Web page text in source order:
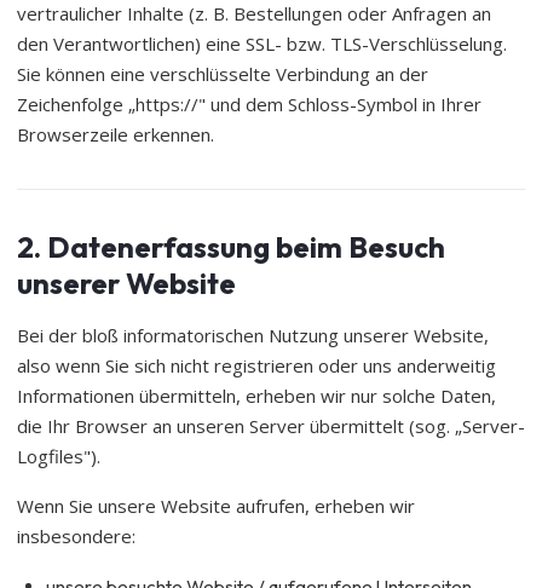
vertraulicher Inhalte (z. B. Bestellungen oder Anfragen an
den Verantwortlichen) eine SSL- bzw. TLS-Verschlüsselung.
Sie können eine verschlüsselte Verbindung an der
Zeichenfolge „https://" und dem Schloss-Symbol in Ihrer
Browserzeile erkennen.
2. Datenerfassung beim Besuch
unserer Website
Bei der bloß informatorischen Nutzung unserer Website,
also wenn Sie sich nicht registrieren oder uns anderweitig
Informationen übermitteln, erheben wir nur solche Daten,
die Ihr Browser an unseren Server übermittelt (sog. „Server-
Logfiles").
Wenn Sie unsere Website aufrufen, erheben wir
insbesondere: